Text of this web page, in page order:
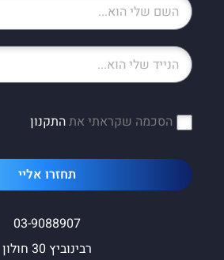
הסכמה שקראתי אתהתקנון
תחזרו אליי
03-9088907
רבינוביץ 30 חולון